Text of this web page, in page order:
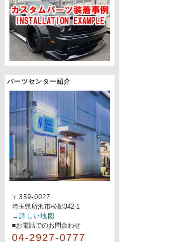
パーツセンター紹介
〒359-0027
埼玉県所沢市松郷342-1
→詳しい地図
■お電話でのお問合わせ
04-2927-0777